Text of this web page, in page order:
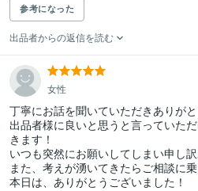
参考になった
出品者からの返信を読む
女性
丁寧にお話を聞いていただきありがと
出品者様に良いと思うと言っていた
きます！
いつも突然にお願いしてしまい申し訳
また、考えが湧いてきたらご相談に
本日は、ありがとうございました！